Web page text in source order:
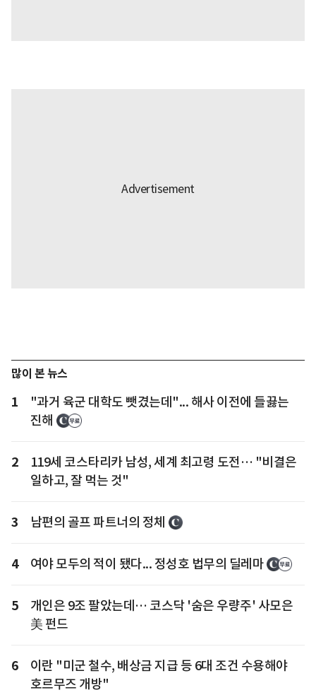
많이 본 뉴스
1
"과거 육군 대학도 뺏겼는데"... 해사 이전에 들끓는
진해
2
119세 코스타리카 남성, 세계 최고령 도전… "비결은
일하고, 잘 먹는 것"
3 남편의 골프 파트너의 정체
4 여야 모두의 적이 됐다... 정성호 법무의 딜레마
5
개인은 9조 팔았는데… 코스닥 '숨은 우량주' 사모은
美 펀드
6
이란 "미군 철수, 배상금 지급 등 6대 조건 수용해야
호르무즈 개방"